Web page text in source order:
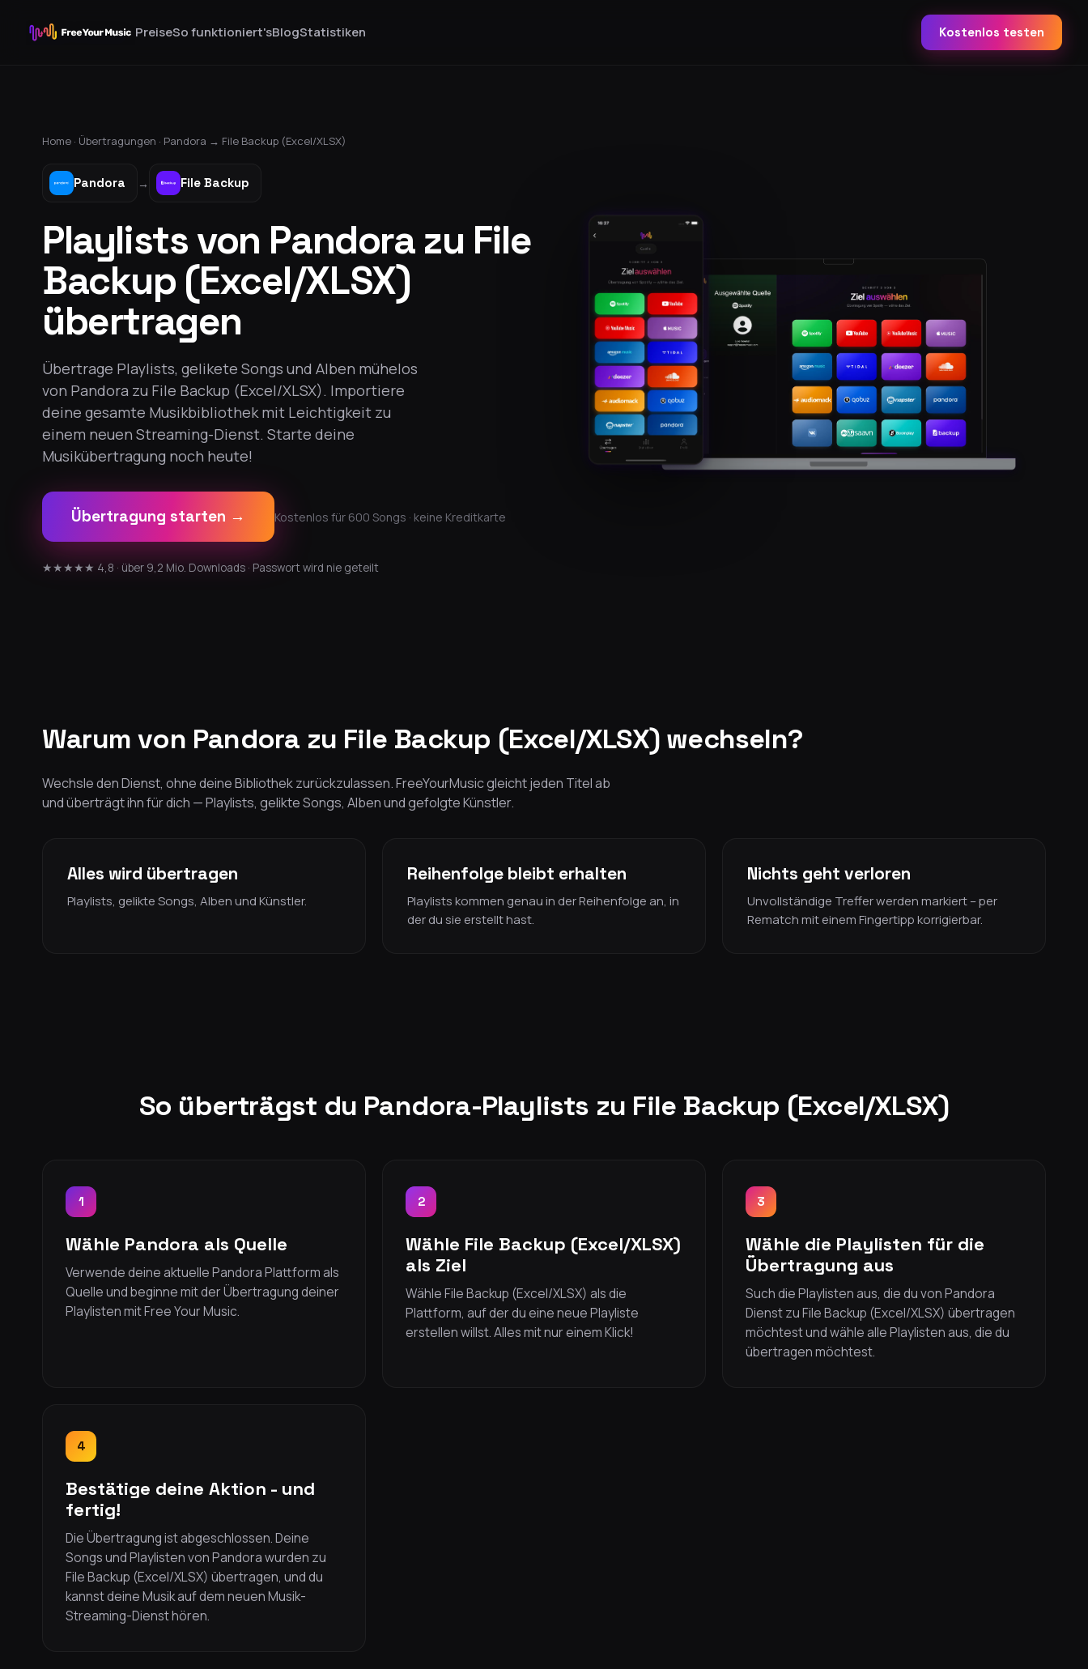
PreiseSo funktioniert'sBlogStatistiken Kostenlos testen
Home · Übertragungen · Pandora → File Backup (Excel/XLSX)
Pandora → File Backup
Playlists von Pandora zu File
Backup (Excel/XLSX)
übertragen
Übertrage Playlists, gelikete Songs und Alben mühelos
von Pandora zu File Backup (Excel/XLSX). Importiere
deine gesamte Musikbibliothek mit Leichtigkeit zu
einem neuen Streaming-Dienst. Starte deine
Musikübertragung noch heute!
Übertragung starten → Kostenlos für 600 Songs · keine Kreditkarte
★★★★★ 4,8 · über 9,2 Mio. Downloads · Passwort wird nie geteilt
Warum von Pandora zu File Backup (Excel/XLSX) wechseln?
Wechsle den Dienst, ohne deine Bibliothek zurückzulassen. FreeYourMusic gleicht jeden Titel ab
und überträgt ihn für dich — Playlists, gelikte Songs, Alben und gefolgte Künstler.
Alles wird übertragen
Playlists, gelikte Songs, Alben und Künstler.
Reihenfolge bleibt erhalten
Playlists kommen genau in der Reihenfolge an, in
der du sie erstellt hast.
Nichts geht verloren
Unvollständige Treffer werden markiert – per
Rematch mit einem Fingertipp korrigierbar.
So überträgst du Pandora-Playlists zu File Backup (Excel/XLSX)
1
Wähle Pandora als Quelle
Verwende deine aktuelle Pandora Plattform als
Quelle und beginne mit der Übertragung deiner
Playlisten mit Free Your Music.
2
Wähle File Backup (Excel/XLSX)
als Ziel
Wähle File Backup (Excel/XLSX) als die
Plattform, auf der du eine neue Playliste
erstellen willst. Alles mit nur einem Klick!
3
Wähle die Playlisten für die
Übertragung aus
Such die Playlisten aus, die du von Pandora
Dienst zu File Backup (Excel/XLSX) übertragen
möchtest und wähle alle Playlisten aus, die du
übertragen möchtest.
4
Bestätige deine Aktion - und
fertig!
Die Übertragung ist abgeschlossen. Deine
Songs und Playlisten von Pandora wurden zu
File Backup (Excel/XLSX) übertragen, und du
kannst deine Musik auf dem neuen Musik-
Streaming-Dienst hören.